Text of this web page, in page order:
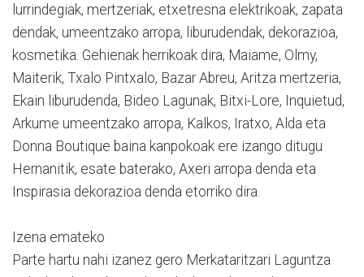
lurrindegiak, mertzeriak, etxetresna elektrikoak, zapata
dendak, umeentzako arropa, liburudendak, dekorazioa,
kosmetika. Gehienak herrikoak dira, Maiame, Olmy,
Maiterik, Txalo Pintxalo, Bazar Abreu, Aritza mertzeria,
Ekain liburudenda, Bideo Lagunak, Bitxi-Lore, Inquietud,
Arkume umeentzako arropa, Kalkos, Iratxo, Alda eta
Donna Boutique baina kanpokoak ere izango ditugu
Hernanitik, esate baterako, Axeri arropa denda eta
Inspirasia dekorazioa denda etorriko dira.
Izena emateko
Parte hartu nahi izanez gero Merkataritzari Laguntza